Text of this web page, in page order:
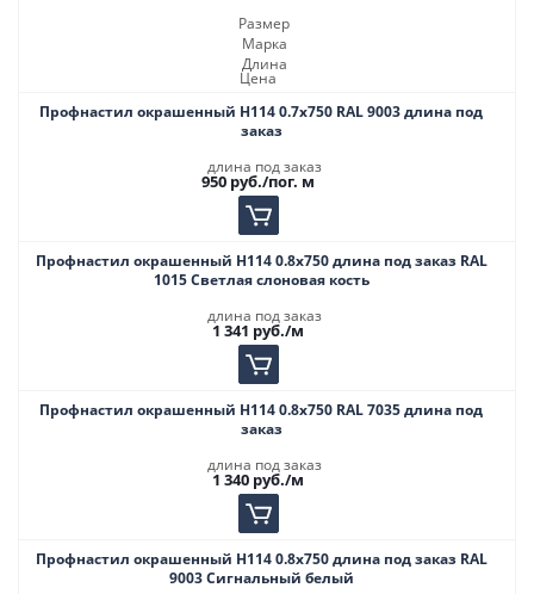
Размер
Марка
Длина
Цена
Профнастил окрашенный Н114 0.7х750 RAL 9003 длина под
заказ
длина под заказ
950 руб./пог. м
Профнастил окрашенный Н114 0.8х750 длина под заказ RAL
1015 Светлая слоновая кость
длина под заказ
1 341 руб./м
Профнастил окрашенный Н114 0.8х750 RAL 7035 длина под
заказ
длина под заказ
1 340 руб./м
Профнастил окрашенный Н114 0.8х750 длина под заказ RAL
9003 Сигнальный белый